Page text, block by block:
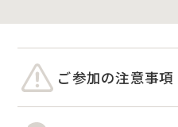
ご参加の注意事項